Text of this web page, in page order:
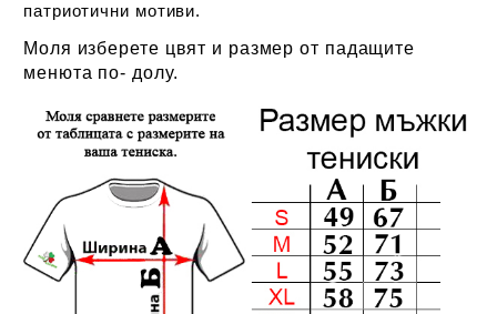
патриотични мотиви.
Моля изберете цвят и размер от падащите
менюта по- долу.